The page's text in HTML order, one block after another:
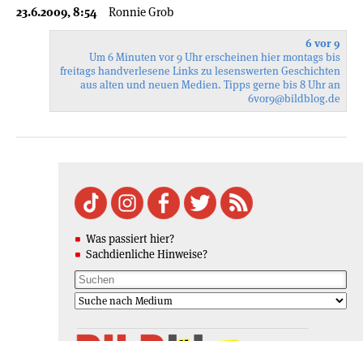
23.6.2009, 8:54 Ronnie Grob
6 vor 9
Um 6 Minuten vor 9 Uhr erscheinen hier montags bis
freitags handverlesene Links zu lesenswerten Geschichten
aus alten und neuen Medien. Tipps gerne bis 8 Uhr an
6vor9@bildblog.de
Was passiert hier?
Sachdienliche Hinweise?